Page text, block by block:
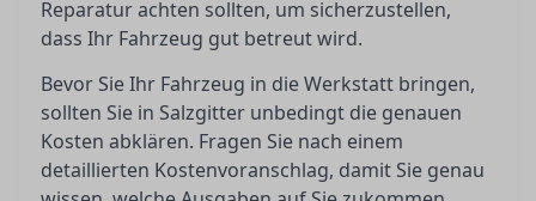
Reparatur achten sollten, um sicherzustellen,
dass Ihr Fahrzeug gut betreut wird.
Bevor Sie Ihr Fahrzeug in die Werkstatt bringen,
sollten Sie in Salzgitter unbedingt die genauen
Kosten abklären. Fragen Sie nach einem
detaillierten Kostenvoranschlag, damit Sie genau